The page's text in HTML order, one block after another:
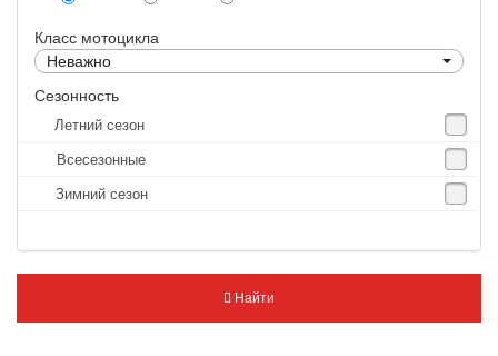
IRC
IRC Tyre
Kenda
KINGS TIRE
Kingstone
Класс мотоцикла
Неважно
Сезонность
Летний сезон
Всесезонные
Зимний сезон
Найти